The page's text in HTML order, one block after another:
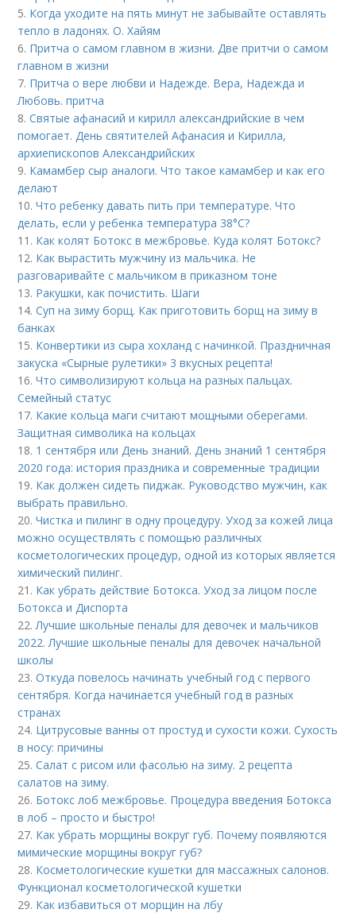
5. Когда уходите на пять минут не забывайте оставлять
тепло в ладонях. О. Хайям
6. Притча о самом главном в жизни. Две притчи о самом
главном в жизни
7. Притча о вере любви и Надежде. Вера, Надежда и
Любовь. притча
8.Святые афанасий и кирилл александрийские в чем
помогает. День святителей Афанасия и Кирилла,
архиепископов Александрийских
9. Камамбер сыр аналоги. Что такое камамбер и как его
делают
10.Что ребенку давать пить при температуре. Что
делать, если у ребенка температура 38°С?
11. Как колят Ботокс в межбровье. Куда колят Ботокс?
12. Как вырастить мужчину из мальчика. Не
разговаривайте с мальчиком в приказном тоне
13. Ракушки, как почистить. Шаги
14.Суп на зиму борщ. Как приготовить борщ на зиму в
банках
15. Конвертики из сыра хохланд с начинкой. Праздничная
закуска «Сырные рулетики» 3 вкусных рецепта!
16.Что символизируют кольца на разных пальцах.
Семейный статус
17. Какие кольца маги считают мощными оберегами.
Защитная символика на кольцах
18. 1 сентября или День знаний. День знаний 1 сентября
2020 года: история праздника и современные традиции
19. Как должен сидеть пиджак. Руководство мужчин, как
выбрать правильно.
20.Чистка и пилинг в одну процедуру. Уход за кожей лица
можно осуществлять с помощью различных
косметологических процедур, одной из которых является
химический пилинг.
21. Как убрать действие Ботокса. Уход за лицом после
Ботокса и Диспорта
22.Лучшие школьные пеналы для девочек и мальчиков
2022. Лучшие школьные пеналы для девочек начальной
школы
23.Откуда повелось начинать учебный год с первого
сентября. Когда начинается учебный год в разных
странах
24. Цитрусовые ванны от простуд и сухости кожи. Сухость
в носу: причины
25.Салат с рисом или фасолью на зиму. 2 рецепта
салатов на зиму.
26. Ботокс лоб межбровье. Процедура введения Ботокса
в лоб – просто и быстро!
27. Как убрать морщины вокруг губ. Почему появляются
мимические морщины вокруг губ?
28. Косметологические кушетки для массажных салонов.
Функционал косметологической кушетки
29. Как избавиться от морщин на лбу